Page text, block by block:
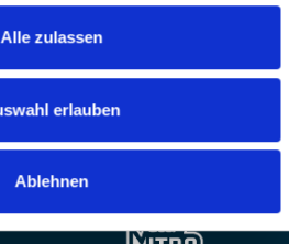
Alle zulassen
erlauben
Ablehnen